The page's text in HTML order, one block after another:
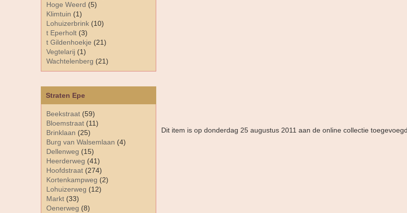
Straten Epe
Beekstraat (59)
Bloemstraat (11)
Brinklaan (25)
Burg van Walsemlaan (4)
Dellenweg (15)
Heerderweg (41)
Hoofdstraat (274)
Kortenkampweg (2)
Lohuizerweg (12)
Markt (33)
Oenerweg (8)
Hoge Weerd (5)
Klimtuin (1)
Lohuizerbrink (10)
t Eperholt (3)
t Gildenhoekje (21)
Vegtelarij (1)
Wachtelenberg (21)
Dit item is op donderdag 25 augustus 2011 aan de online collectie toegevoegd.